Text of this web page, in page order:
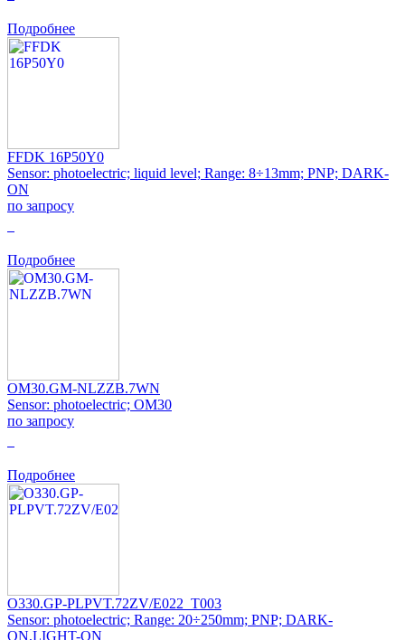
Подробнее
FFDK 16P50Y0
Sensor: photoelectric; liquid level; Range: 8÷13mm; PNP; DARK-
ON
по запросу
Подробнее
OM30.GM-NLZZB.7WN
Sensor: photoelectric; OM30
по запросу
Подробнее
O330.GP-PLPVT.72ZV/E022_T003
Sensor: photoelectric; Range: 20÷250mm; PNP; DARK-
ON,LIGHT-ON